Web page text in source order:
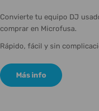
Convierte tu equipo DJ
comprar en Microfusa.
Rápido, fácil y sin
Más info